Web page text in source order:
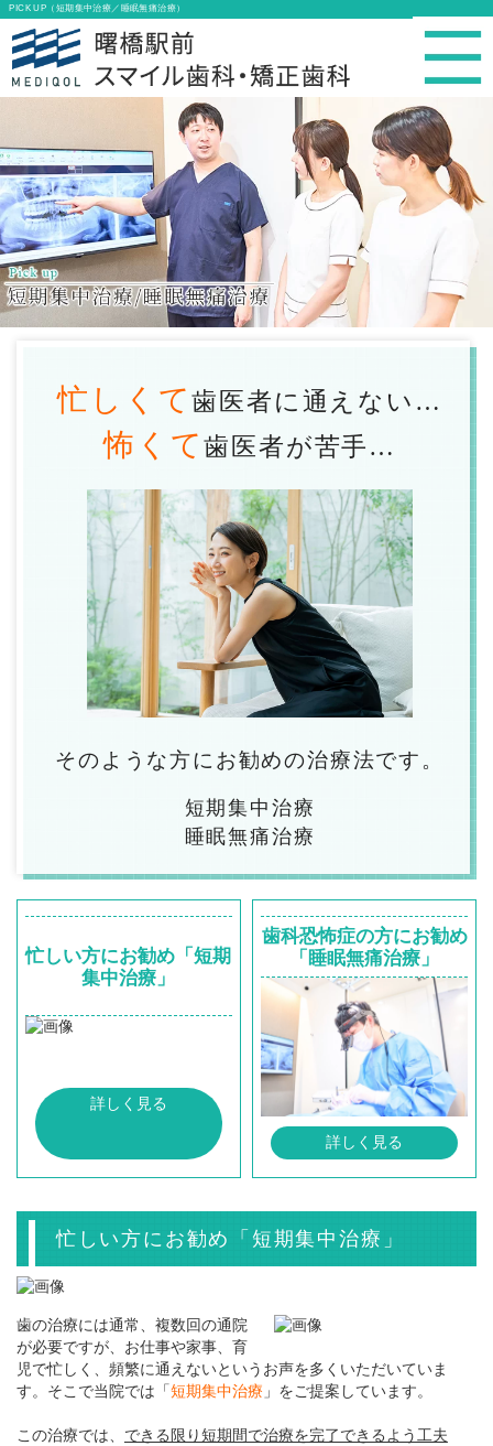
PICK UP（短期集中治療／睡眠無痛治療）
忙しくて歯医者に通えない…
怖くて歯医者が苦手…
そのような方にお勧めの治療法です。
短期集中治療
睡眠無痛治療
忙しい方にお勧め「短期
集中治療」
詳しく見る
歯科恐怖症の方にお勧め
「睡眠無痛治療」
詳しく見る
忙しい方にお勧め「短期集中治療」
歯の治療には通常、複数回の通院
が必要ですが、お仕事や家事、育
児で忙しく、頻繁に通えないというお声を多くいただいていま
す。そこで当院では「 短期集中治療 」をご提案しています。
この治療では、 できる限り短期間で治療を完了できるよう工夫